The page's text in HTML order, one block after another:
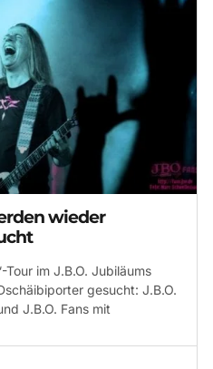
wieder
Tour im J.B.O. Jubiläums
gesucht: J.B.O.
J.B.O. Fans mit